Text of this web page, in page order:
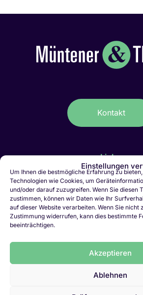
Einstellungen
Um Ihnen die bestmögliche Erfahrung zu
Technologien wie Cookies, um
und/oder darauf zuzugreifen. Wenn Sie diesen
zustimmen, können wir Daten wie Ihr
auf dieser Website verarbeiten. Wenn Sie nicht
Zustimmung widerrufen, kann dies bestimmte
beeinträchtigen.
Akzeptieren
Ablehnen
Kontakt
Links
IT-Stellen
Kaufmännische Stellen
Personalvermittlung
Personalvermittlung
Jobletter
Vakanz melden
LinkedIn